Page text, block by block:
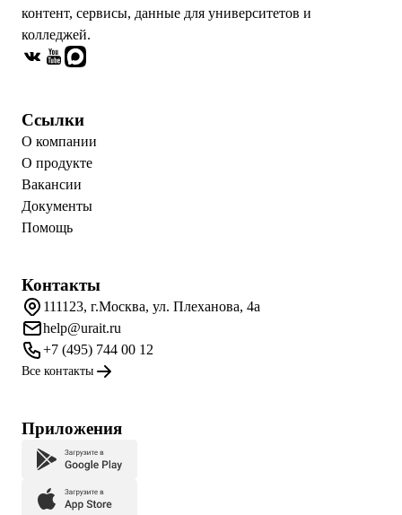
контент, сервисы, данные для университетов и
колледжей.
Ссылки
О компании
О продукте
Вакансии
Документы
Помощь
Контакты
111123, г.Москва, ул. Плеханова, 4а
help@urait.ru
+7 (495) 744 00 12
Все контакты
Приложения